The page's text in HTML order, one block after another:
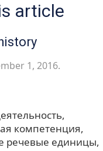
article
1, 2016.
компетенция
речевые единицы